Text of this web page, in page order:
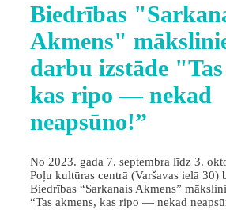
Biedrības
Akmens"
darbu izstāde
kas ripo — nekad
neapsūno!”
No 2023. gada 7. septembra līdz 3.
Poļu kultūras centrā (Varšavas ielā 30)
Biedrības “Sarkanais Akmens”
“Tas akmens, kas ripo — nekad